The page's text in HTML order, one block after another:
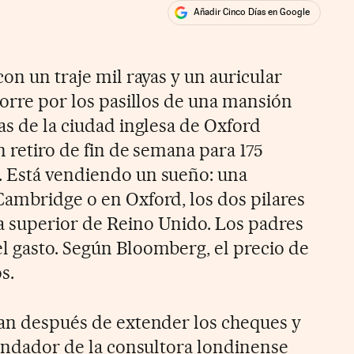
Añadir Cinco Días en Google
un traje mil rayas y un auricular
por los pasillos de una mansión
de la ciudad inglesa de Oxford
de fin de semana para 175
vendiendo un sueño: una
o en Oxford, los dos pilares
superior de Reino Unido. Los padres
Según Bloomberg, el precio de
después de extender los cheques y
de la consultora londinense